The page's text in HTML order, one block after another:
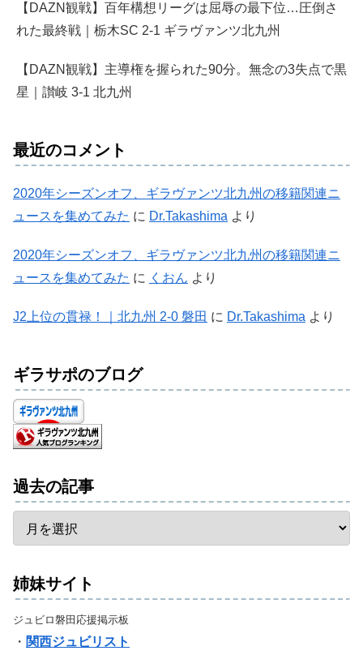
【DAZN観戦】百年構想リーグは屈辱の最下位…圧倒さ
れた最終戦｜栃木SC 2-1 ギラヴァンツ北九州
【DAZN観戦】主導権を握られた90分。無念の3失点で黒
星｜讃岐 3-1 北九州
最近のコメント
2020年シーズンオフ、ギラヴァンツ北九州の移籍関連ニ
ュースを集めてみた に Dr.Takashima より
2020年シーズンオフ、ギラヴァンツ北九州の移籍関連ニ
ュースを集めてみた に くおん より
J2上位の貫禄！｜北九州 2-0 磐田 に Dr.Takashima より
ギラサポのブログ
過去の記事
姉妹サイト
ジュビロ磐田応援掲示板
・ 関西ジュビリスト